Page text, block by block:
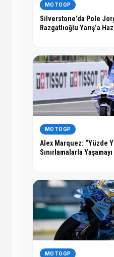
MOTOGP
Silverstone’da Pole
Razgatlıoğlu Yarış’a
MOTOGP
Alex Marquez: “Yüzde
Sınırlamalarla
MOTOGP